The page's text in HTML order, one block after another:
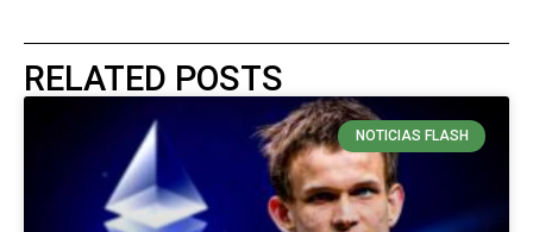
RELATED POSTS
NOTICIAS FLASH